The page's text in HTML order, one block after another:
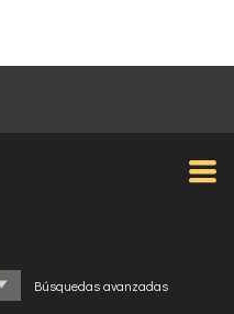
Búsquedas avanzadas